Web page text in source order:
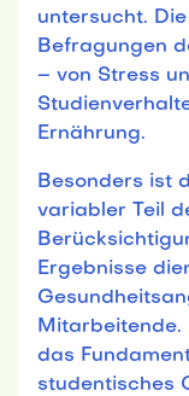
untersucht.
Befragungen
– von Stress
Ernährung.
Besonders ist
variabler Teil
Ergebnisse
Mitarbeitende.
das
studentisches